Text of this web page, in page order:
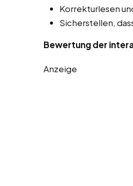
Korrekturlesen
Sicherstellen,
Bewertung der
Anzeige